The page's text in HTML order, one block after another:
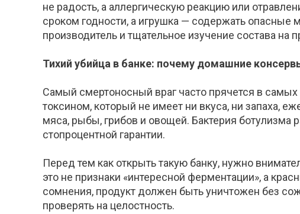
не радость, а аллергическую реакцию или
сроком годности, а игрушка — содержать опасные
производитель и тщательное изучение состава на
Тихий убийца в банке: почему домашние
Самый смертоносный враг часто прячется в
токсином, который не имеет ни вкуса, ни запаха,
мяса, рыбы, грибов и овощей. Бактерия ботулизма
стопроцентной гарантии.
Перед тем как открыть такую банку, нужно
это не признаки «интересной ферментации», а
сомнения, продукт должен быть уничтожен без
проверять на целостность.